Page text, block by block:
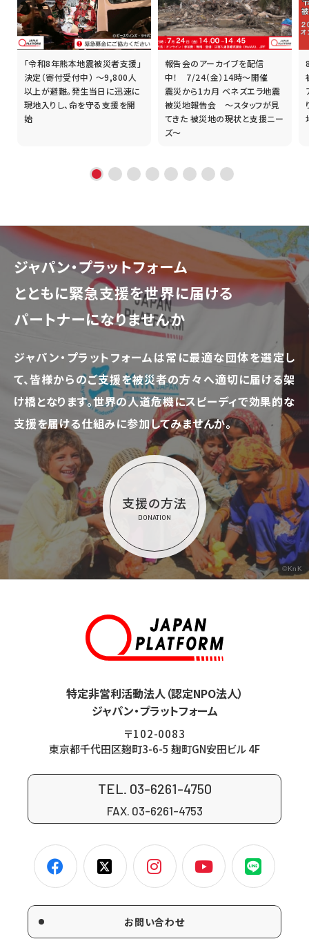
「令和8年熊本地震被災者支援」
決定（寄付受付中） ～9,800人
以上が避難。発生当日に迅速に
現地入りし、命を守る支援を開
始
報告会のアーカイブを配信
中！ 7/24（金）14時～開催
震災から1カ月 ベネズエラ地震
被災地報告会 ～スタッフが見
てきた 被災地の現状と支援ニー
ズ～
ジャパン・プラットフォーム
とともに緊急支援を世界に届ける
パートナーになりませんか
ジャパン・プラットフォームは常に最適な団体を選定し
て、皆様からのご支援を被災者の方々へ適切に届ける架
け橋となります。世界の人道危機にスピーディで効果的な
支援を届ける仕組みに参加してみませんか。
支援の方法
DONATION
©KnK
特定非営利活動法人（認定NPO法人）
ジャパン・プラットフォーム
〒102-0083
東京都千代田区麹町3-6-5 麹町GN安田ビル 4F
TEL. 03-6261-4750
FAX. 03-6261-4753
お問い合わせ